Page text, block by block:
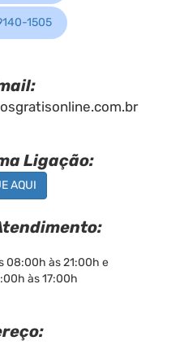
1505
Ligação:
AQUI
08:00h às 21:00h e
às 17:00h